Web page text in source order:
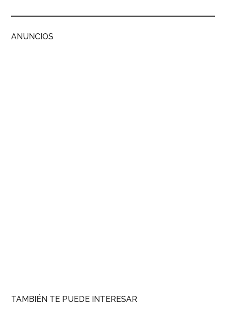
ANUNCIOS
TAMBIÉN TE PUEDE INTERESAR